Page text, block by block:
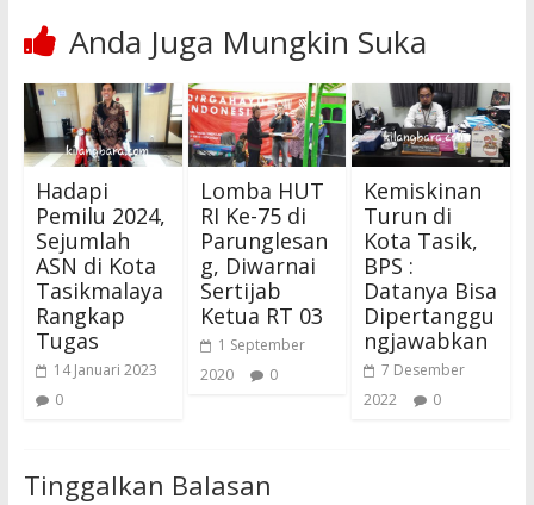
Anda Juga Mungkin Suka
Hadapi
Pemilu 2024,
Sejumlah
ASN di Kota
Tasikmalaya
Rangkap
Tugas
14 Januari 2023
0
Lomba HUT
RI Ke-75 di
Parunglesan
g, Diwarnai
Sertijab
Ketua RT 03
1 September
2020
0
Kemiskinan
Turun di
Kota Tasik,
BPS :
Datanya Bisa
Dipertanggu
ngjawabkan
7 Desember
2022
0
Tinggalkan Balasan